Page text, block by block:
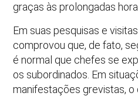
graças às prolongadas
Em suas pesquisas e
comprovou que, de fato,
é normal que chefes se
os subordinados. Em
manifestações grevistas,